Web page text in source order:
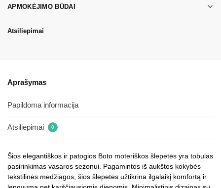
APMOKĖJIMO BŪDAI
Atsiliepimai
Aprašymas
Papildoma informacija
Atsiliepimai 0
Šios elegantiškos ir patogios Boto moteriškos šlepetės yra tobulas
pasirinkimas vasaros sezonui. Pagamintos iš aukštos kokybės
tekstilinės medžiagos, šios šlepetės užtikrina ilgalaikį komfortą ir